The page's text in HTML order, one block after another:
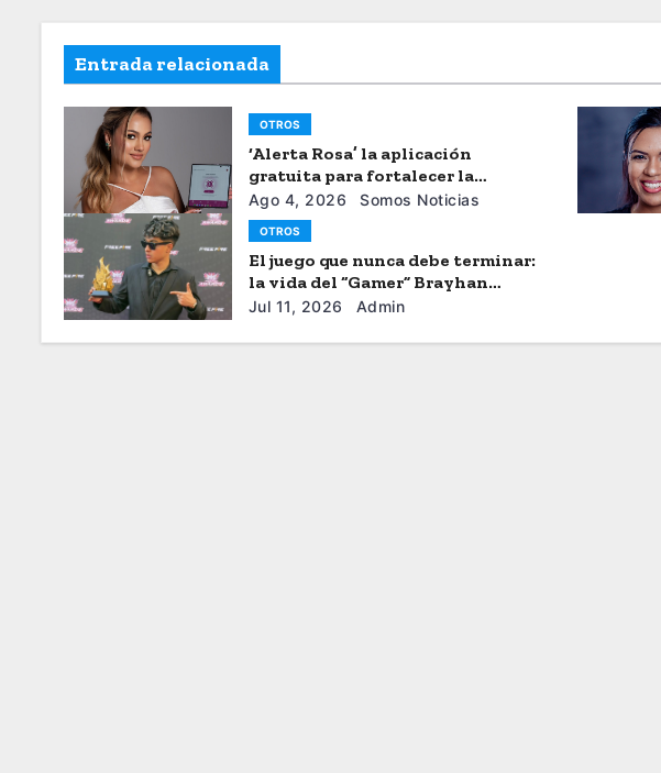
Entrada relacionada
OTROS
‘Alerta Rosa’ la aplicación
gratuita para fortalecer la
seguiridad de las mujeres
Ago 4, 2026 Somos Noticias
OTROS
El juego que nunca debe terminar:
la vida del “Gamer” Brayhan
Crazzy
Jul 11, 2026 Admin